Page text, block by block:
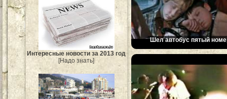
Интересные новости за 2013 год
[Надо знать]
Шел автобус пятый